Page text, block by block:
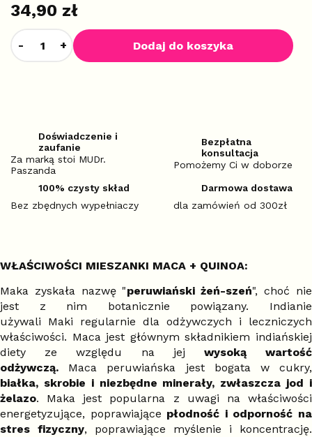
34,90 zł
Dodaj do koszyka
Doświadczenie i
zaufanie
Za marką stoi MUDr.
Paszanda
Bezpłatna
konsultacja
Pomożemy Ci w doborze
100% czysty skład
Bez zbędnych wypełniaczy
Darmowa dostawa
dla zamówień od 300zł
WŁAŚCIWOŚCI MIESZANKI MACA + QUINOA:
Maka zyskała nazwę "peruwiański żeń-szeń", choć nie
jest z nim botanicznie powiązany. Indianie
używali Maki regularnie dla odżywczych i leczniczych
właściwości. Maca jest głównym składnikiem indiańskiej
diety ze względu na jej wysoką wartość
odżywczą. Maca peruwiańska jest bogata w cukry,
białka, skrobie i niezbędne minerały, zwłaszcza jod i
żelazo. Maka jest popularna z uwagi na właściwości
energetyzujące, poprawiające płodność i odporność na
stres fizyczny, poprawiające myślenie i koncentrację.